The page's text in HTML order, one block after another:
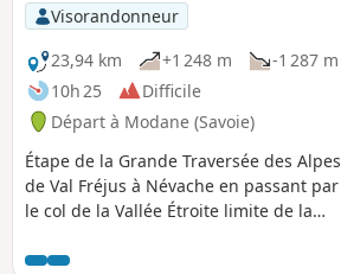
Visorandonneur
23,94 km
+1 248 m
-1 287 m
10h 25
Difficile
Départ à Modane (Savoie)
Étape de la Grande Traversée des Alpes
de Val Fréjus à Névache en passant par
le col de la Vallée Étroite limite de la